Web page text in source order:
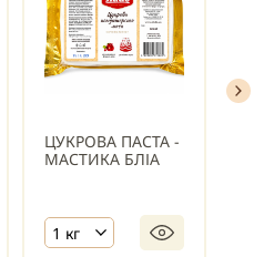
ЦУКРОВА ПАСТА -
МАСТИКА БЛІА
1 кг